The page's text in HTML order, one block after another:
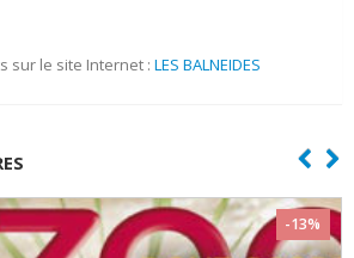
sur le site Internet : LES BALNEIDES
-13%